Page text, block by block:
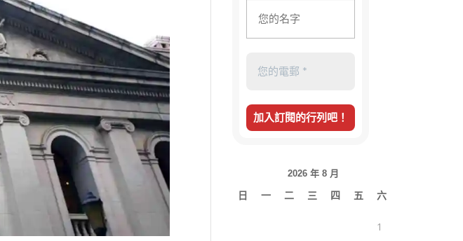
2026 年 8 月
日 一 二 三 四 五 六
1